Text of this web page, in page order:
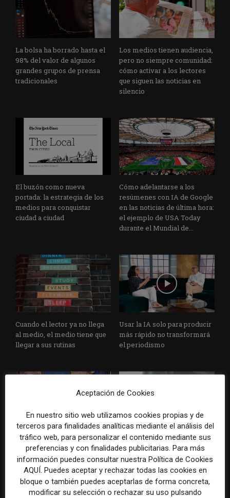
La bolsa ha borrado hasta el
98% del valor de algunos
grandes grupos de prensa
tradicionales
Los medios tienen audiencia,
pero no siempre comunidad:
cómo activar a los lectores
que siguen las noticias en
silencio
El buzón como nueva
portada: la estrategia de los
medios para conquistar
ciudad a ciudad
Cómo adelantarse a los
resúmenes con IA de Google
en las noticias de última hora:
el ejemplo de USA Today
durante el Mundial de...
Cuando el lector ya no llega
al medio, el medio tiene que
llegar a sus rutinas
Usar la IA solo para producir
más rápido no transformará
el periodismo
Doce lecciones de Oxford
para las redacciones: menos
retórica sobre innovación y
más método periodístico
El periodista ya no basta: los
grandes medios rediseñan
sus redacciones con perfiles
que no existían hace cinco
años
Aceptación de Cookies
En nuestro sitio web utilizamos cookies propias y de
terceros para finalidades analíticas mediante el análisis del
tráfico web, para personalizar el contenido mediante sus
preferencias y con finalidades publicitarias. Para más
información puedes consultar nuestra Política de Cookies
AQUÍ. Puedes aceptar y rechazar todas las cookies en
bloque o también puedes aceptarlas de forma concreta,
modificar su selección o rechazar su uso pulsando